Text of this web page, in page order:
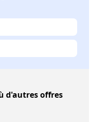
d'autres offres